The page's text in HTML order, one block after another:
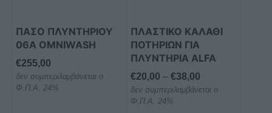
ΠΆΣΟ ΠΛΥΝΤΗΡΊΟΥ
06Α OMNIWASH
€255,00
δεν συμπεριλαμβάνεται ο
Φ.Π.Α. 24%
ΠΛΑΣΤΙΚΟ ΚΑΛΑΘΙ
ΠΟΤΗΡΙΩΝ ΓΙΑ
ΠΛΥΝΤΗΡΙΑ ALFA
€20,00 – €38,00Price
range:
δεν συμπεριλαμβάνεται ο
Φ.Π.Α. 24%
μπορούν
να
επιλεγούν
σελίδα
του